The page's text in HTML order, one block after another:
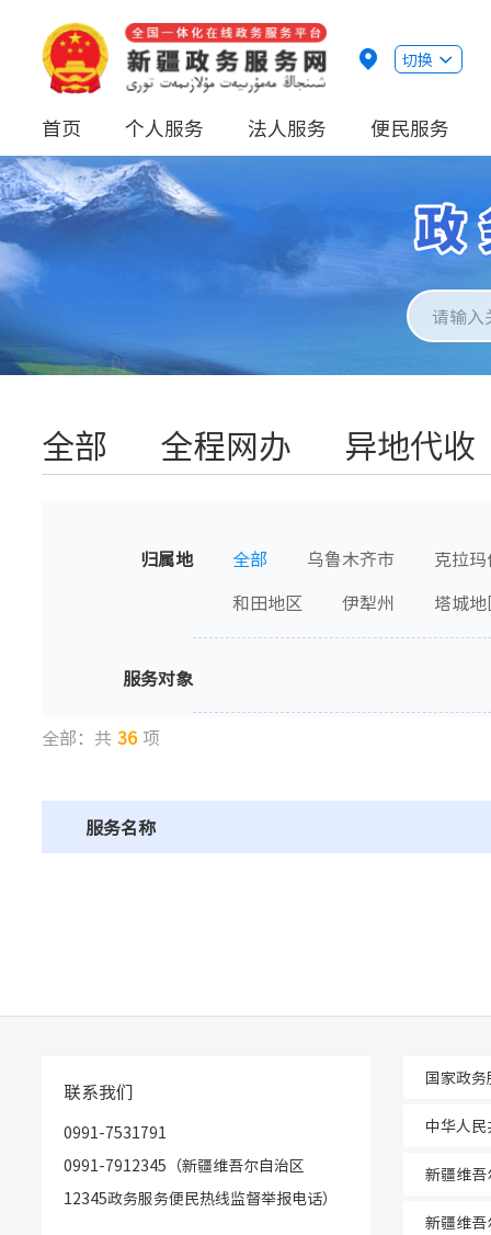
切换
首页 个人服务 法人服务 便民服务
全部 全程网办 异地代收
归属地 全部 乌鲁木齐市
克拉
和田地区
伊犁州 塔城
服务对象
全部：共 36 项
服务名称
联系我们
0991-7531791
0991-7912345（新疆维吾尔自治区
12345政务服务便民热线监督举报电话）
国家政
中华人
新疆维
新疆维